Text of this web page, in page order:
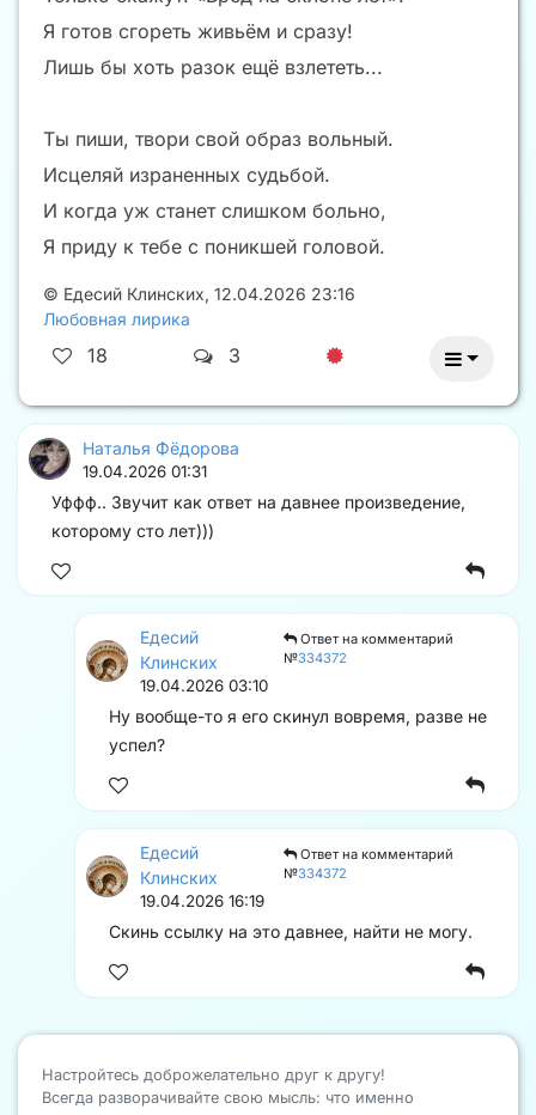
Я готов сгореть живьём и сразу!
Лишь бы хоть разок ещё взлететь...
Ты пиши, твори свой образ вольный.
Исцеляй израненных судьбой.
И когда уж станет слишком больно,
Я приду к тебе с поникшей головой.
© Едесий Клинских, 12.04.2026 23:16
Любовная лирика
18 3
Наталья Фёдорова
19.04.2026 01:31
Уффф.. Звучит как ответ на давнее произведение,
которому сто лет)))
Едесий
Клинских
Ответ на комментарий
№334372
19.04.2026 03:10
Ну вообще-то я его скинул вовремя, разве не
успел?
Едесий
Клинских
Ответ на комментарий
№334372
19.04.2026 16:19
Скинь ссылку на это давнее, найти не могу.
Настройтесь доброжелательно друг к другу!
Всегда разворачивайте свою мысль: что именно